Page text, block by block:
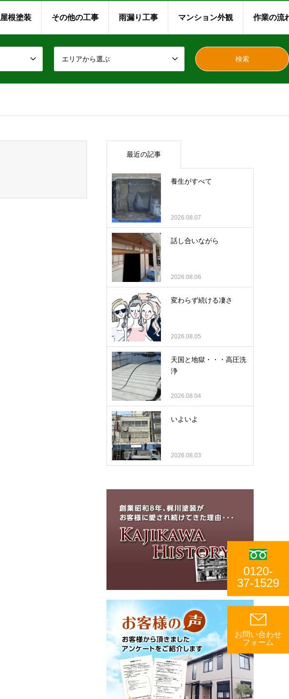
屋根塗装 その他の工事 雨漏り工事 マンション外観 作業の流
エリアから選ぶ
最近の記事
養生がすべて
2026.08.07
話し合いながら
2026.08.06
変わらず続ける凄さ
2026.08.05
天国と地獄・・・高圧洗
浄
2026.08.04
いよいよ
2026.08.03
0120-
37-1529
お問い合わせ
フォーム